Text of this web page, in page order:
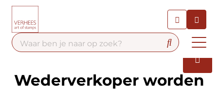
voor hulp
Contact
Wederverkoper worden